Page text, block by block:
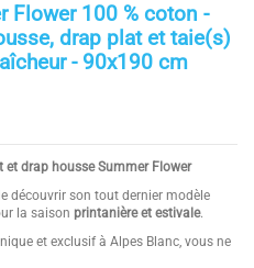
Flower 100 % coton -
drap plat et taie(s)
- 90x190 cm
et drap housse Summer Flower
découvrir son tout dernier modèle
la saison printanière et estivale.
et exclusif à Alpes Blanc, vous ne